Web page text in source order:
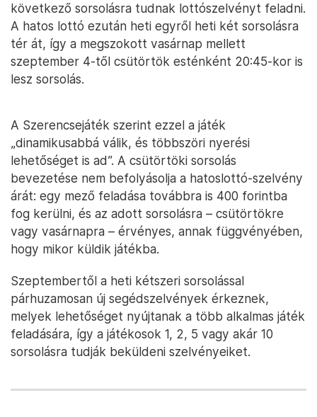
következő sorsolásra tudnak lottószelvényt feladni.
A hatos lottó ezután heti egyről heti két sorsolásra
tér át, így a megszokott vasárnap mellett
szeptember 4-től csütörtök esténként 20:45-kor is
lesz sorsolás.
A Szerencsejáték szerint ezzel a játék
„dinamikusabbá válik, és többszöri nyerési
lehetőséget is ad”. A csütörtöki sorsolás
bevezetése nem befolyásolja a hatoslottó-szelvény
árát: egy mező feladása továbbra is 400 forintba
fog kerülni, és az adott sorsolásra – csütörtökre
vagy vasárnapra – érvényes, annak függvényében,
hogy mikor küldik játékba.
Szeptembertől a heti kétszeri sorsolással
párhuzamosan új segédszelvények érkeznek,
melyek lehetőséget nyújtanak a több alkalmas játék
feladására, így a játékosok 1, 2, 5 vagy akár 10
sorsolásra tudják beküldeni szelvényeiket.